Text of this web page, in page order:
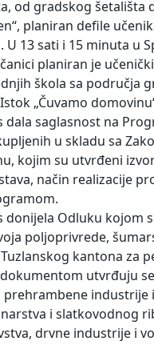
od gradskog šetališta
planiran defile
U 13 sati i 15 minuta u
planiran je
škola sa područja
„Čuvamo
dala saglasnost na
u skladu sa
kojim su utvrđeni
način realizacije
donijela Odluku kojom
poljoprivrede,
kantona za
utvrđuju
prehrambene industrije
i slatkovodnog
drvne industrije i